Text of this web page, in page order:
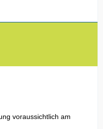
voraussichtlich am